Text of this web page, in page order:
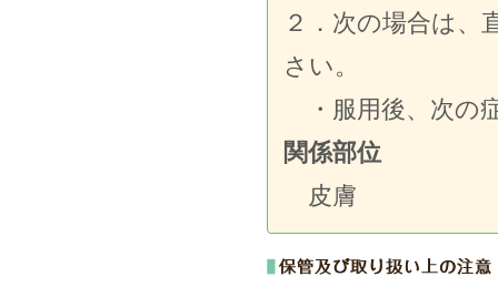
２．次の場合は、
さい。
・服用後、次の
関係部位
皮膚 発疹